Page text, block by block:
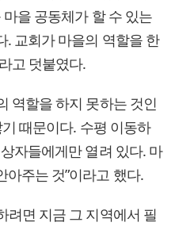
을 공동체가 할 수 있는
. 교회가 마을의 역할을 한
고 덧붙였다.
역할을 하지 못하는 것인
때문이다. 수평 이동하
자들에게만 열려 있다. 마
주는 것”이라고 했다.
려면 지금 그 지역에서 필